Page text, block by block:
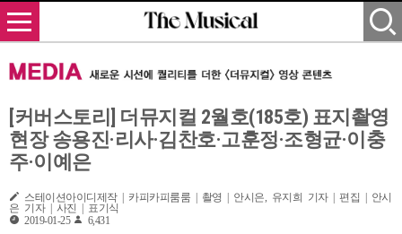
[커버스토리] 더뮤지컬 2월호(185호) 표지촬영
현장 송용진·리사·김찬호·고훈정·조형균·이충
주·이예은
스테이션아이디제작 | 카피카피룸룸 | 촬영 | 안시은, 유지희 기자 | 편집 | 안시
은 기자 | 사진 | 표기식
2019-01-25
6,431